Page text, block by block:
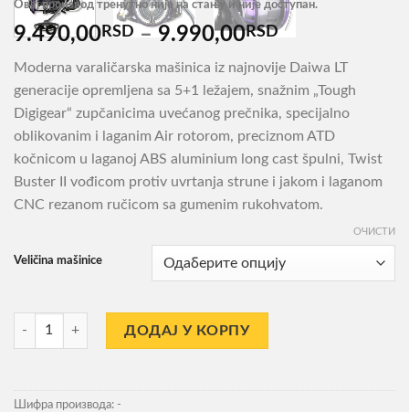
Овај производ тренутно није на стању и није доступан.
9.490,00RSD – 9.990,00RSDРаспон
од
9.490,00RSD
до
9.990,00RSD
Moderna varaličarska mašinica iz najnovije Daiwa LT
generacije opremljena sa 5+1 ležajem, snažnim „Tough
Digigear“ zupčanicima uvećanog prečnika, specijalno
oblikovanim i laganim Air rotorom, preciznom ATD
kočnicom u laganoj ABS aluminium long cast špulni, Twist
Buster II vođicom protiv uvrtanja strune i jakom i laganom
CNC rezanom ručicom sa gumenim rukohvatom.
Veličina mašinice
ОЧИСТИ
Mašinica Daiwa 18 Prorex X LT-C количина
ДОДАЈ У КОРПУ
Шифра производа: -